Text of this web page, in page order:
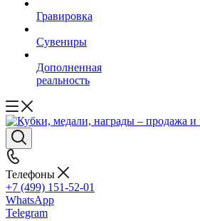
Гравировка
Сувениры
Дополненная
реальность
Телефоны
+7 (499) 151-52-01
WhatsApp
Telegram